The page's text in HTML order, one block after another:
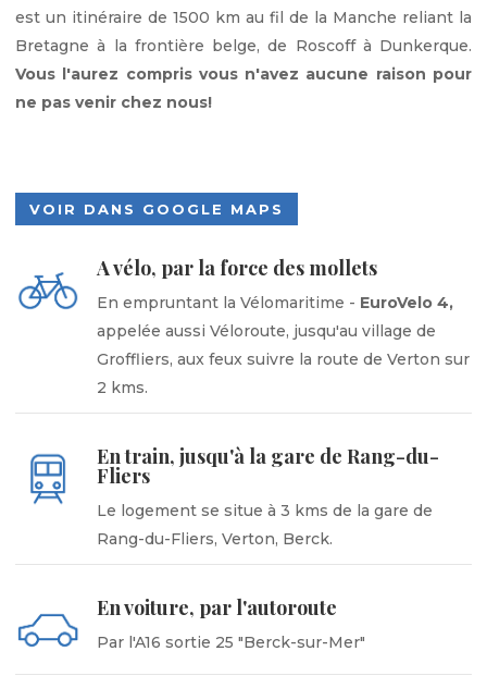
est un itinéraire de 1500 km au fil de la Manche reliant la
Bretagne à la frontière belge, de Roscoff à Dunkerque.
Vous l'aurez compris vous n'avez aucune raison pour
ne pas venir chez nous!
VOIR DANS GOOGLE MAPS
A vélo, par la force des mollets
En empruntant la Vélomaritime - EuroVelo 4,
appelée aussi Véloroute, jusqu'au village de
Groffliers, aux feux suivre la route de Verton sur
2 kms.
En train, jusqu'à la gare de Rang-du-
Fliers
Le logement se situe à 3 kms de la gare de
Rang-du-Fliers, Verton, Berck.
En voiture, par l'autoroute
Par l'A16 sortie 25 "Berck-sur-Mer"